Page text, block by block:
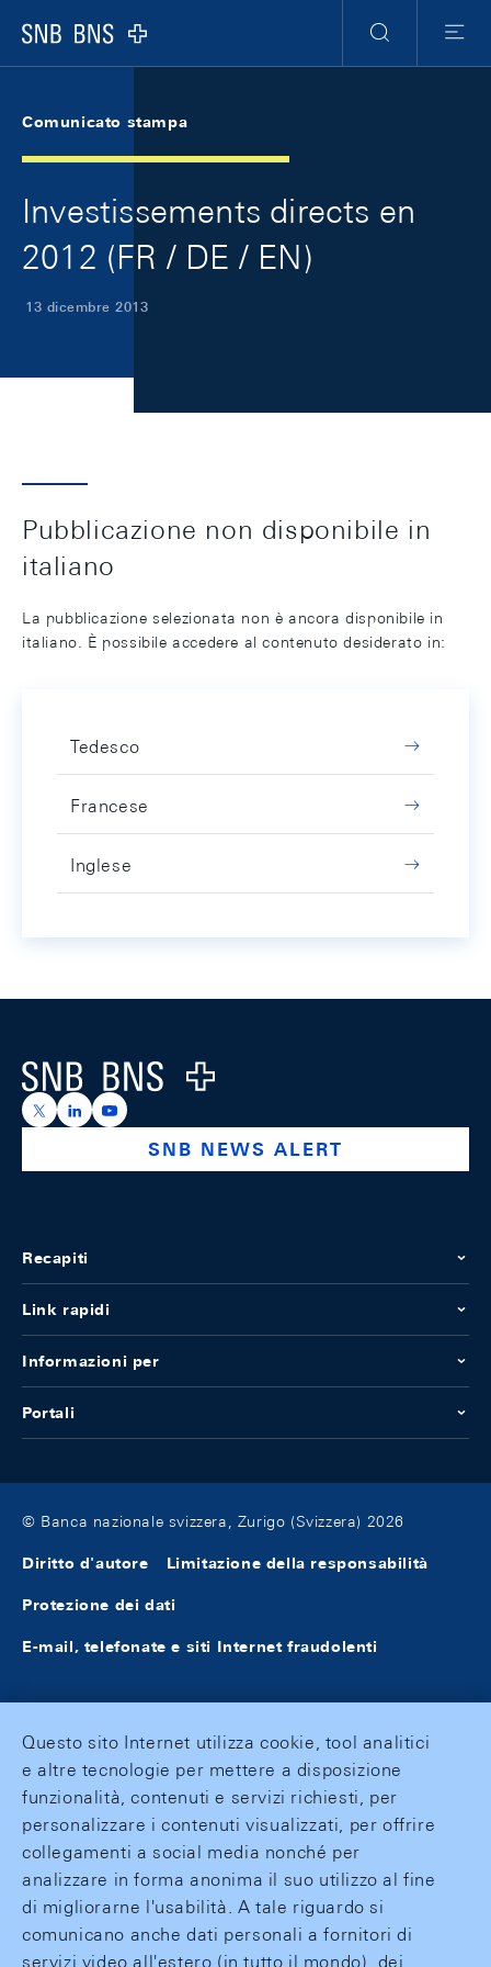
Logo
Ricerca
Menu
Comunicato stampa
Investissements directs en
2012 (FR / DE / EN)
13 dicembre 2013
Pubblicazione non disponibile in
italiano
La pubblicazione selezionata non è ancora disponibile in
italiano. È possibile accedere al contenuto desiderato in:
Tedesco
Francese
Inglese
Logo
https://x.com/snb_bns
https://ch.linkedin.com/company/swiss-national-
https://www.youtube.com/@swissnationalbank
SNB NEWS ALERT
Recapiti
Link rapidi
Informazioni per
Portali
© Banca nazionale svizzera, Zurigo (Svizzera) 2026
Diritto d'autore Limitazione della responsabilità
Protezione dei dati
E-mail, telefonate e siti Internet fraudolenti
Questo sito Internet utilizza cookie, tool analitici
e altre tecnologie per mettere a disposizione
funzionalità, contenuti e servizi richiesti, per
personalizzare i contenuti visualizzati, per offrire
collegamenti a social media nonché per
analizzare in forma anonima il suo utilizzo al fine
di migliorarne l'usabilità. A tale riguardo si
comunicano anche dati personali a fornitori di
servizi video all'estero (in tutto il mondo), dei